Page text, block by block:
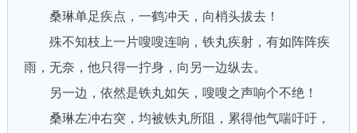
桑琳单足疾点，一鹤冲天，向梢头拔去！
殊不知枝上一片嗖嗖连响，铁丸疾射，有如阵阵疾
雨，无奈，他只得一拧身，向另一边纵去。
另一边，依然是铁丸如矢，嗖嗖之声响个不绝！
桑琳左冲右突，均被铁丸所阻，累得他气喘吁吁，